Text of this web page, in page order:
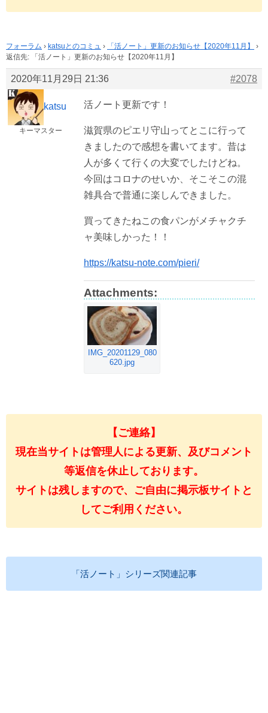
フォーラム › katsuとのコミュ › 「活ノート」更新のお知らせ【2020年11月】
›
返信先: 「活ノート」更新のお知らせ【2020年11月】
2020年11月29日 21:36 #2078
katsu
キーマスター
活ノート更新です！
滋賀県のピエリ守山ってとこに行って
きましたので感想を書いてます。昔は
人が多くて行くの大変でしたけどね。
今回はコロナのせいか、そこそこの混
雑具合で普通に楽しんできました。
買ってきたねこの食パンがメチャクチ
ャ美味しかった！！
https://katsu-note.com/pieri/
Attachments:
IMG_20201129_080
620.jpg
【ご連絡】
現在当サイトは管理人による更新、及びコメント
等返信を休止しております。
サイトは残しますので、ご自由に掲示板サイトと
してご利用ください。
「活ノート」シリーズ関連記事